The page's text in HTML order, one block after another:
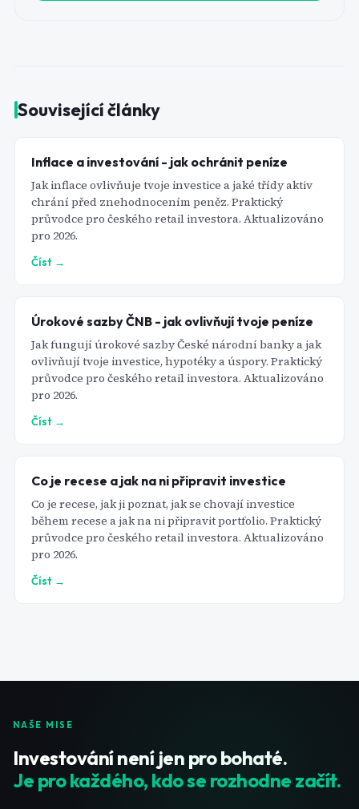
Související články
Inflace a investování - jak ochránit peníze
Jak inflace ovlivňuje tvoje investice a jaké třídy aktiv
chrání před znehodnocením peněz. Praktický
průvodce pro českého retail investora. Aktualizováno
pro 2026.
Číst →
Úrokové sazby ČNB - jak ovlivňují tvoje peníze
Jak fungují úrokové sazby České národní banky a jak
ovlivňují tvoje investice, hypotéky a úspory. Praktický
průvodce pro českého retail investora. Aktualizováno
pro 2026.
Číst →
Co je recese a jak na ni připravit investice
Co je recese, jak ji poznat, jak se chovají investice
během recese a jak na ni připravit portfolio. Praktický
průvodce pro českého retail investora. Aktualizováno
pro 2026.
Číst →
NAŠE MISE
Investování není jen pro bohaté.
Je pro každého, kdo se rozhodne začít.